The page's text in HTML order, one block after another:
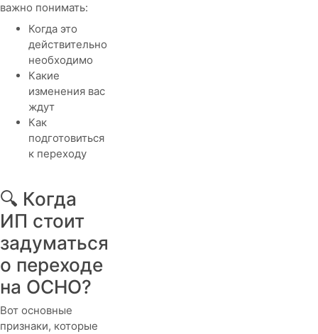
важно понимать:
Когда это
действительно
необходимо
Какие
изменения вас
ждут
Как
подготовиться
к переходу
🔍 Когда
ИП стоит
задуматься
о переходе
на ОСНО?
Вот основные
признаки, которые